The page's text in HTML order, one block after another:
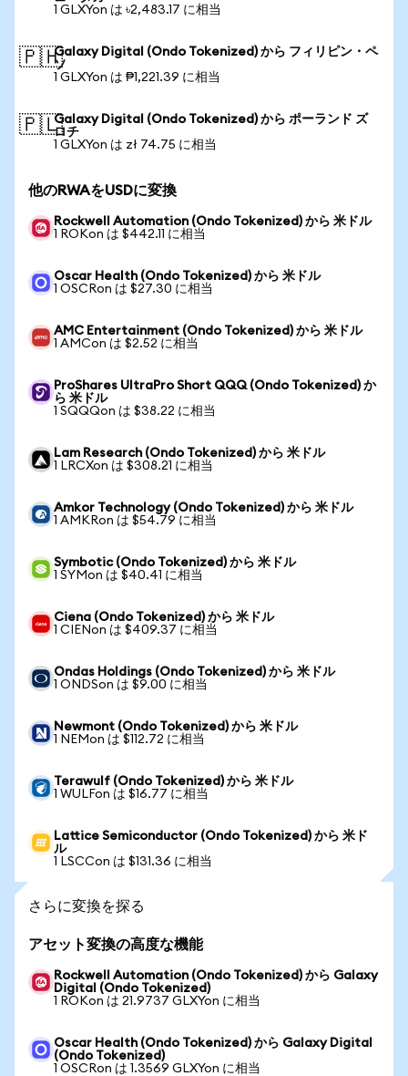
1 GLXYon は ৳2,483.17 に相当
🇵🇭Galaxy Digital (Ondo Tokenized) から フィリピン・ペ
ソ
1 GLXYon は ₱1,221.39 に相当
🇵🇱Galaxy Digital (Ondo Tokenized) から ポーランド ズ
ロチ
1 GLXYon は zł 74.75 に相当
他のRWAをUSDに変換
Rockwell Automation (Ondo Tokenized) から 米ドル
1 ROKon は $442.11 に相当
Oscar Health (Ondo Tokenized) から 米ドル
1 OSCRon は $27.30 に相当
AMC Entertainment (Ondo Tokenized) から 米ドル
1 AMCon は $2.52 に相当
ProShares UltraPro Short QQQ (Ondo Tokenized) か
ら 米ドル
1 SQQQon は $38.22 に相当
Lam Research (Ondo Tokenized) から 米ドル
1 LRCXon は $308.21 に相当
Amkor Technology (Ondo Tokenized) から 米ドル
1 AMKRon は $54.79 に相当
Symbotic (Ondo Tokenized) から 米ドル
1 SYMon は $40.41 に相当
Ciena (Ondo Tokenized) から 米ドル
1 CIENon は $409.37 に相当
Ondas Holdings (Ondo Tokenized) から 米ドル
1 ONDSon は $9.00 に相当
Newmont (Ondo Tokenized) から 米ドル
1 NEMon は $112.72 に相当
Terawulf (Ondo Tokenized) から 米ドル
1 WULFon は $16.77 に相当
Lattice Semiconductor (Ondo Tokenized) から 米ド
ル
1 LSCCon は $131.36 に相当
さらに変換を探る
アセット変換の高度な機能
Rockwell Automation (Ondo Tokenized) から Galaxy
Digital (Ondo Tokenized)
1 ROKon は 21.9737 GLXYon に相当
Oscar Health (Ondo Tokenized) から Galaxy Digital
(Ondo Tokenized)
1 OSCRon は 1.3569 GLXYon に相当